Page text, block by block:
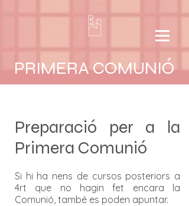
PRIMERA COMUNIÓ
Preparació per a la
Primera Comunió
Si hi ha nens de cursos posteriors a
4rt que no hagin fet encara la
Comunió, també es poden apuntar.